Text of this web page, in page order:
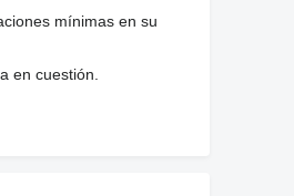
mínimas en su
en cuestión.